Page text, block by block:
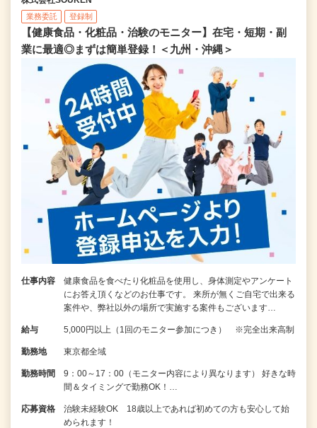
業務委託 登録制
【健康食品・化粧品・治験のモニター】在宅・短期・副
業に最適◎まずは簡単登録！＜九州・沖縄＞
仕事内容
健康食品を食べたり化粧品を使用し、身体測定やアンケート
にお答え頂くなどのお仕事です。 来所が無くご自宅で出来る
案件や、弊社以外の場所で実施する案件もございます…
給与 5,000円以上（1回のモニター参加につき） ※完全出来高制
勤務地 東京都全域
勤務時間
9：00～17：00（モニター内容により異なります） 好きな時
間＆タイミングで勤務OK！…
応募資格
治験未経験OK 18歳以上であれば初めての方も安心して始
められます！